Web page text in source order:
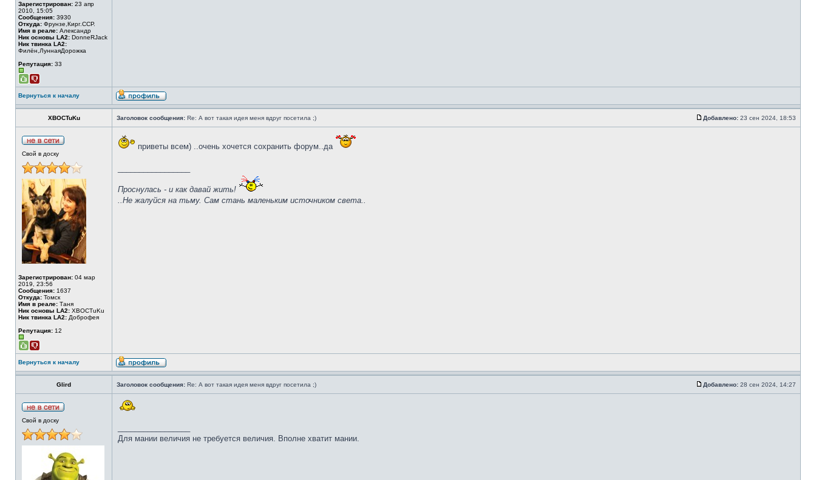
Зарегистрирован: 23 апр
2010, 15:05
Сообщения: 3930
Откуда: Фрунзе,Кирг.ССР.
Имя в реале: Алeксaндр
Ник основы LA2: DonneRJack
Ник твинка LA2:
Филён,ЛуннаяДорожка
Репутация: 33
Вернуться к началу
XBOCTuKu Заголовок сообщения: Re: А вот такая идея меня вдруг посетила ;) Добавлено: 23 сен 2024, 18:53
Свой в доску
Зарегистрирован: 04 мар
2019, 23:56
Сообщения: 1637
Откуда: Томск
Имя в реале: Таня
Ник основы LA2: XBOCTuKu
Ник твинка LA2: Доброфея
Репутация: 12
приветы всем) ..очень хочется сохранить форум..да
Проснулась - и как давай жить!
..Не жалуйся на тьму. Сам стань маленьким источником света..
Вернуться к началу
Glird Заголовок сообщения: Re: А вот такая идея меня вдруг посетила ;) Добавлено: 28 сен 2024, 14:27
Свой в доску
Для мании величия не требуется величия. Вполне хватит мании.